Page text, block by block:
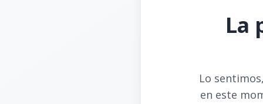
La
Lo
en este